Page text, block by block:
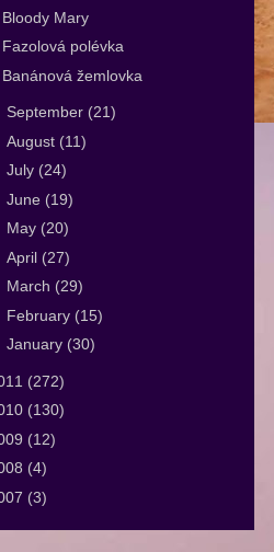
Bloody Mary
Fazolová polévka
Banánová žemlovka
September (21)
August (11)
July (24)
June (19)
May (20)
April (27)
March (29)
February (15)
January (30)
(272)
(130)
(12)
(4)
(3)